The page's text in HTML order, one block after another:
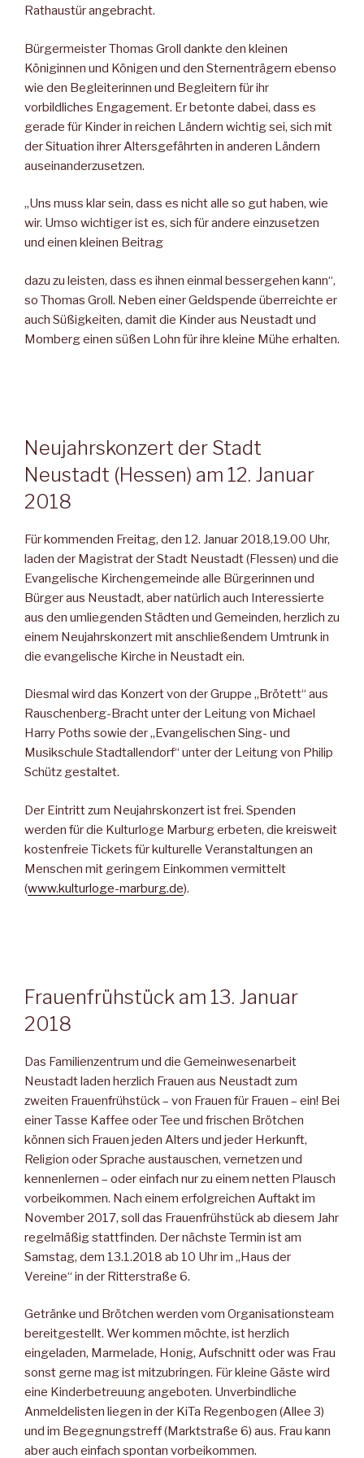
Rathaustür angebracht.
Bürgermeister Thomas Groll dank­te den kleinen
Königinnen und Kö­nigen und den Sternenträgern ebenso
wie den Begleiterinnen und Begleitern für ihr
vorbildliches En­gagement. Er betonte dabei, dass es
gerade für Kinder in reichen Län­dern wichtig sei, sich mit
der Situa­tion ihrer Altersgefährten in ande­ren Ländern
auseinanderzusetzen.
„Uns muss klar sein, dass es nicht alle so gut haben, wie
wir. Umso wichtiger ist es, sich für andere ein­zusetzen
und einen kleinen Beitrag
dazu zu leisten, dass es ihnen einmal bessergehen kann“,
so Tho­mas Groll. Neben einer Geldspende überreichte er
auch Süßigkei­ten, damit die Kinder aus Neustadt und
Momberg einen süßen Lohn für ihre kleine Mühe erhalten.
Neujahrskonzert der Stadt
Neustadt (Hessen) am 12. Januar
2018
Für kommenden Freitag, den 12. Januar 2018,19.00 Uhr,
laden der Magistrat der Stadt Neustadt (Flessen) und die
Evangelische Kir­chengemeinde alle Bürgerinnen und
Bürger aus Neustadt, aber na­türlich auch Interessierte
aus den umliegenden Städten und Ge­meinden, herzlich zu
einem Neujahrskonzert mit anschließendem Umtrunk in
die evangelische Kirche in Neustadt ein.
Diesmal wird das Konzert von der Gruppe „Brötett“ aus
Rauschenberg-Bracht unter der Leitung von Michael
Harry Poths so­wie der „Evangelischen Sing- und
Musikschule Stadtallendorf“ un­ter der Leitung von Philip
Schütz gestaltet.
Der Eintritt zum Neujahrskonzert ist frei. Spenden
werden für die Kulturloge Marburg erbeten, die kreisweit
kostenfreie Tickets für kulturelle Veranstaltungen an
Menschen mit geringem Einkommen vermittelt
(www.kulturloge-marburg.de).
Frauenfrühstück am 13. Januar
2018
Das Familienzentrum und die Gemeinwesenarbeit
Neustadt laden herzlich Frauen aus Neustadt zum
zweiten Frauenfrühstück – von Frauen für Frauen – ein! Bei
einer Tasse Kaffee oder Tee und fri­schen Brötchen
können sich Frauen jeden Alters und jeder Her­kunft,
Religion oder Sprache austauschen, vernetzen und
kennen­lernen – oder einfach nur zu einem netten Plausch
vorbeikommen. Nach einem erfolgreichen Auftakt im
November 2017, soll das Frauenfrühstück ab diesem Jahr
regelmäßig stattfinden. Der nächste Termin ist am
Samstag, dem 13.1.2018 ab 10 Uhr im „Haus der
Vereine“ in der Ritterstraße 6.
Getränke und Brötchen werden vom Organisationsteam
bereitge­stellt. Wer kommen möchte, ist herzlich
eingeladen, Marmelade, Honig, Aufschnitt oder was Frau
sonst gerne mag ist mitzubringen. Für kleine Gäste wird
eine Kinderbetreuung angeboten. Unverbindliche
Anmeldelisten liegen in der KiTa Regenbogen (Al­lee 3)
und im Begegnungstreff (Marktstraße 6) aus. Frau kann
aber auch einfach spontan vorbeikommen.